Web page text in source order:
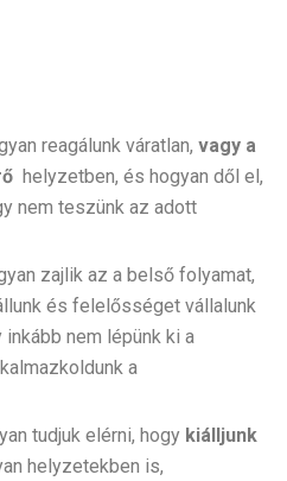
reagálunk váratlan, vagy a
helyzetben, és hogyan dől el,
nem teszünk az adott
zajlik az a belső folyamat,
és felelősséget vállalunk
nem lépünk ki a
a
tudjuk elérni, hogy kiálljunk
helyzetekben is,